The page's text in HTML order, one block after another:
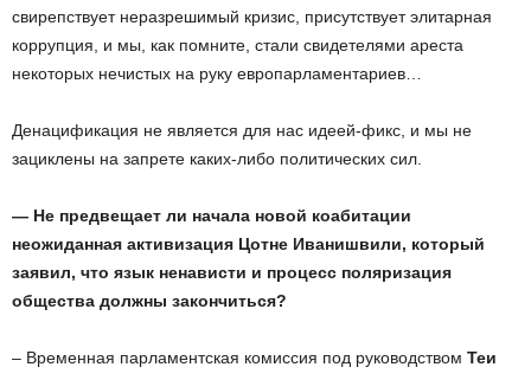
свирепствует неразрешимый кризис, присутствует элитарная
коррупция, и мы, как помните, стали свидетелями ареста
некоторых нечистых на руку европарламентариев…
Денацификация не является для нас идеей-фикс, и мы не
зациклены на запрете каких-либо политических сил.
— Не предвещает ли начала новой коабитации
неожиданная активизация Цотне Иванишвили, который
заявил, что язык ненависти и процесс поляризация
общества должны закончиться?
– Временная парламентская комиссия под руководством Теи